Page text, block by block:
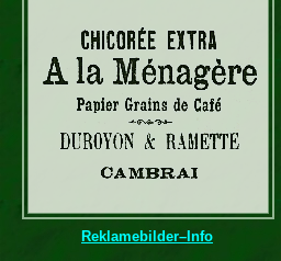
Reklamebilder–Info